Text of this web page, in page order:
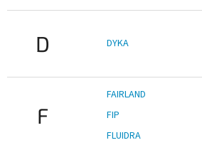
D DYKA
F
FAIRLAND
FIP
FLUIDRA